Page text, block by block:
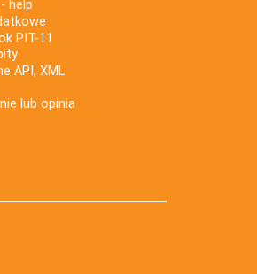
help
PIT-11
API, XML
lub opinia